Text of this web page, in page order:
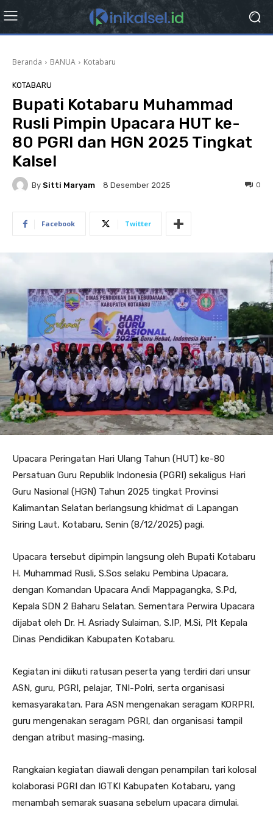
Beranda BANUA Kotabaru
KOTABARU
Bupati Kotabaru Muhammad
Rusli Pimpin Upacara HUT ke-
80 PGRI dan HGN 2025 Tingkat
Kalsel
By Sitti Maryam 8 Desember 2025 0
Facebook Twitter
Upacara Peringatan Hari Ulang Tahun (HUT) ke-80
Persatuan Guru Republik Indonesia (PGRI) sekaligus Hari
Guru Nasional (HGN) Tahun 2025 tingkat Provinsi
Kalimantan Selatan berlangsung khidmat di Lapangan
Siring Laut, Kotabaru, Senin (8/12/2025) pagi.
Upacara tersebut dipimpin langsung oleh Bupati Kotabaru
H. Muhammad Rusli, S.Sos selaku Pembina Upacara,
dengan Komandan Upacara Andi Mappagangka, S.Pd,
Kepala SDN 2 Baharu Selatan. Sementara Perwira Upacara
dijabat oleh Dr. H. Asriady Sulaiman, S.IP, M.Si, Plt Kepala
Dinas Pendidikan Kabupaten Kotabaru.
Kegiatan ini diikuti ratusan peserta yang terdiri dari unsur
ASN, guru, PGRI, pelajar, TNI-Polri, serta organisasi
kemasyarakatan. Para ASN mengenakan seragam KORPRI,
guru mengenakan seragam PGRI, dan organisasi tampil
dengan atribut masing-masing.
Rangkaian kegiatan diawali dengan penampilan tari kolosal
kolaborasi PGRI dan IGTKI Kabupaten Kotabaru, yang
menambah semarak suasana sebelum upacara dimulai.